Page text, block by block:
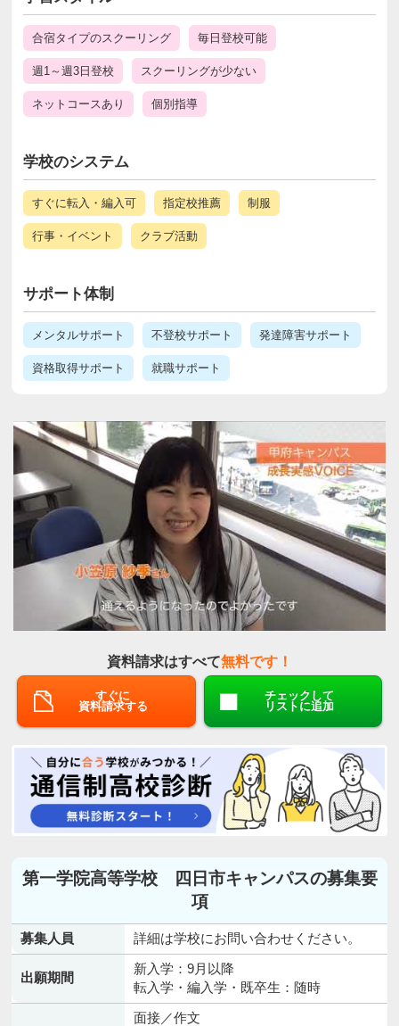
合宿タイプのスクーリング 毎日登校可能
週1～週3日登校 スクーリングが少ない
ネットコースあり 個別指導
学校のシステム
すぐに転入・編入可 指定校推薦 制服
行事・イベント クラブ活動
サポート体制
メンタルサポート 不登校サポート 発達障害サポート
資格取得サポート 就職サポート
資料請求はすべて無料です！
すぐに
資料請求する
チェックして
リストに追加
第一学院高等学校 四日市キャンパスの募集要
項
募集人員 詳細は学校にお問い合わせください。
出願期間
新入学：9月以降
転入学・編入学・既卒生：随時
面接／作文